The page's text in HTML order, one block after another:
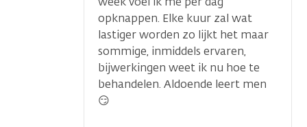
opknappen. Elke kuur zal wat
lastiger worden zo lijkt het maar
sommige, inmiddels ervaren,
bijwerkingen weet ik nu hoe te
behandelen. Aldoende leert men
😏